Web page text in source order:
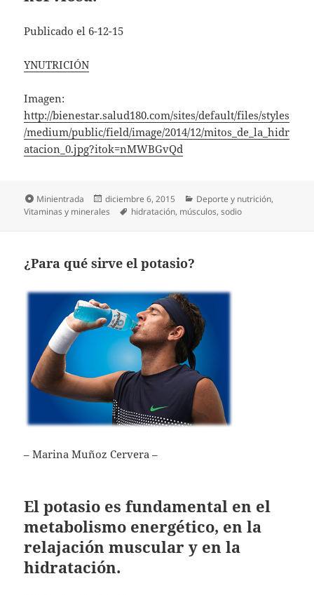
Publicado el 6-12-15
YNUTRICIÓN
Imagen:
http://bienestar.salud180.com/sites/default/files/styles
/medium/public/field/image/2014/12/mitos_de_la_hidr
atacion_0.jpg?itok=nMWBGvQd
Formato
Minientrada
Publicado
el
diciembre 6, 2015 Categorías
Deporte y nutrición,
Vitaminas y minerales
Etiquetas
hidratación, músculos,sodio
¿Para qué sirve el potasio?
– Marina Muñoz Cervera –
El potasio es fundamental en el
metabolismo energético, en la
relajación muscular y en la
hidratación.